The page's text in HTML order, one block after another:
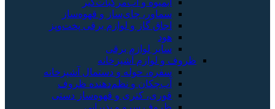
آبمیوه و آب‌مرکبات‌گیر
سماور، چای‌ساز و قهوه‌ساز
اجاق گاز و لوازم برقی پخت‌وپز
هود
سایر لوازم برقی
ظروف و لوازم آشپزخانه
سفره، حوله و دستمال آشپزخانه
آب‌چکان و نظم‌دهنده ظروف
قوری، کتری و قهوه‌ساز دستی